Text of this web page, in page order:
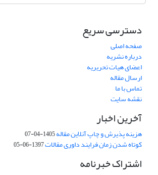
دسترسی سریع
صفحه اصلی
درباره نشریه
اعضای هیات تحریریه
ارسال مقاله
تماس با ما
نقشه سایت
آخرین اخبار
هزینه پذیرش و چاپ آنلاین مقاله1405-04-07
کوتاه شدن زمان فرایند داوری مقالات1397-06-05
اشتراک خبرنامه